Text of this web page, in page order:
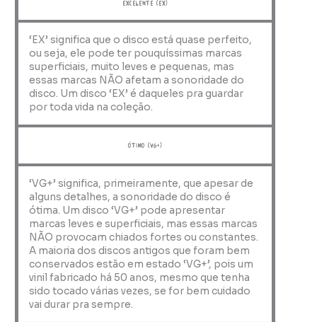
Excelente (EX)
‘EX’ significa que o disco está quase perfeito,
ou seja, ele pode ter pouquíssimas marcas
superficiais, muito leves e pequenas, mas
essas marcas NÃO afetam a sonoridade do
disco. Um disco ‘EX’ é daqueles pra guardar
por toda vida na coleção.
ótimo (VG+)
‘VG+’ significa, primeiramente, que apesar de
alguns detalhes, a sonoridade do disco é
ótima. Um disco ‘VG+’ pode apresentar
marcas leves e superficiais, mas essas marcas
NÃO provocam chiados fortes ou constantes.
A maioria dos discos antigos que foram bem
conservados estão em estado ‘VG+’, pois um
vinil fabricado há 50 anos, mesmo que tenha
sido tocado várias vezes, se for bem cuidado
vai durar pra sempre.